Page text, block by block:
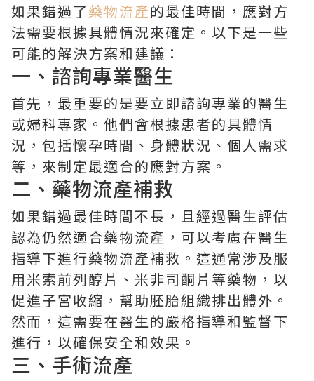
如果錯過了藥物流產的最佳時間，應對方
法需要根據具體情況來確定。以下是一些
可能的解決方案和建議：
一、諮詢專業醫生
首先，最重要的是要立即諮詢專業的醫生
或婦科專家。他們會根據患者的具體情
況，包括懷孕時間、身體狀況、個人需求
等，來制定最適合的應對方案。
二、 藥物流產補救
如果錯過最佳時間不長，且經過醫生評估
認為仍然適合藥物流產，可以考慮在醫生
指導下進行藥物流產補救。這通常涉及服
用米索前列醇片、米非司酮片等藥物，以
促進子宮收縮，幫助胚胎組織排出體外。
然而，這需要在醫生的嚴格指導和監督下
進行，以確保安全和效果。
三、手術流產